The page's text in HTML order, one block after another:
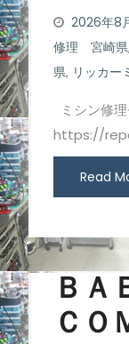
2026年8
修理 宮崎県,
県, リッカー
ミシン修
https://
Read
Ｂ
ＣＯ